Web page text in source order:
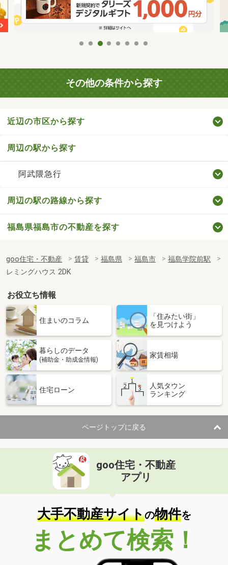
その他の条件から探す
近辺の市区から探す
周辺の駅から探す
阿武隈急行
周辺の駅の路線から探す
福島県福島市の不動産を探す
goo住宅・不動産 賃貸 福島県 福島市
福島学院前駅
レミングハウス 2DK
お役立ち情報
住まいのコラム
「住みたい街」
を見つけよう
暮らしのデータ
(補助金・助成金情報)
家賃相場
住宅ローン
人気タウン
ランキング
ページトップに戻る
goo住宅・不動産
アプリ
大手不動産サイトの物件を
まとめて検索！